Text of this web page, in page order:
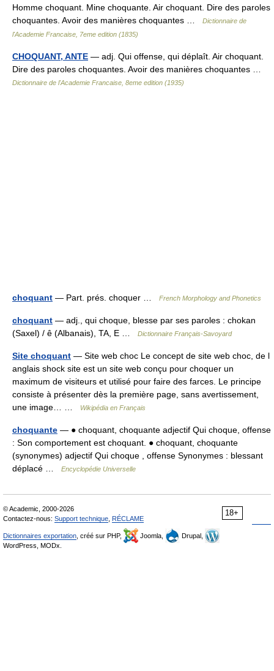
Homme choquant. Mine choquante. Air choquant. Dire des paroles
choquantes. Avoir des manières choquantes …
Dictionnaire de
l'Academie Francaise, 7eme edition (1835)
CHOQUANT, ANTE — adj. Qui offense, qui déplaît. Air choquant.
Dire des paroles choquantes. Avoir des manières choquantes …
Dictionnaire de l'Academie Francaise, 8eme edition (1935)
choquant — Part. prés. choquer … French Morphology and Phonetics
choquant — adj., qui choque, blesse par ses paroles : chokan
(Saxel) / ê (Albanais), TA, E …
Dictionnaire Français-Savoyard
Site choquant — Site web choc Le concept de site web choc, de l
anglais shock site est un site web conçu pour choquer un
maximum de visiteurs et utilisé pour faire des farces. Le principe
consiste à présenter dès la première page, sans avertissement,
une image… …
Wikipédia en Français
choquante — ● choquant, choquante adjectif Qui choque, offense
: Son comportement est choquant. ● choquant, choquante
(synonymes) adjectif Qui choque , offense Synonymes : blessant
déplacé …
Encyclopédie Universelle
18+
© Academic, 2000-2026
Contactez-nous: Support technique RÉCLAME
Dictionnaires exportation , créé sur PHP, Joomla,
Drupal,
WordPress, MODx.